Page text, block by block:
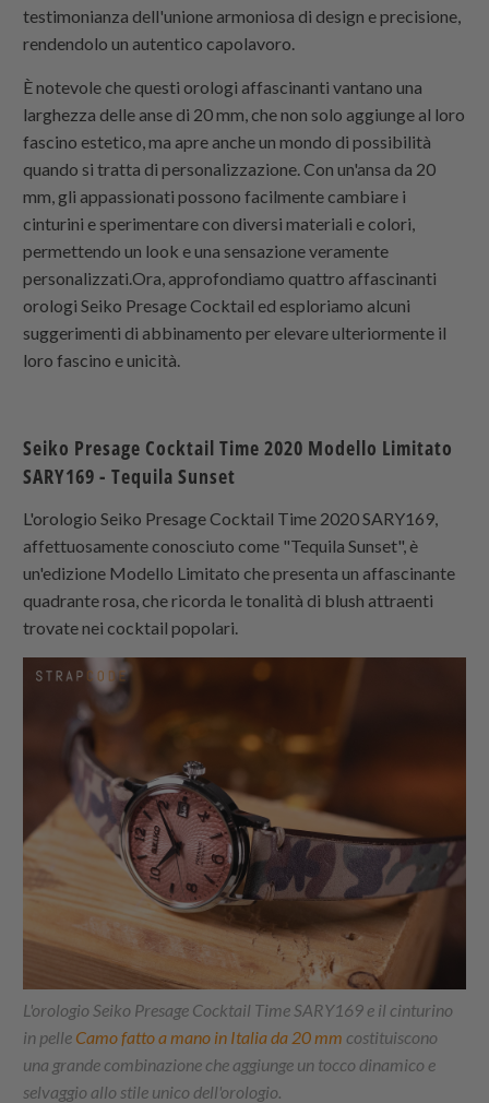
testimonianza dell'unione armoniosa di design e precisione,
rendendolo un autentico capolavoro.
È notevole che questi orologi affascinanti vantano una
larghezza delle anse di 20 mm, che non solo aggiunge al loro
fascino estetico, ma apre anche un mondo di possibilità
quando si tratta di personalizzazione. Con un'ansa da 20
mm, gli appassionati possono facilmente cambiare i
cinturini e sperimentare con diversi materiali e colori,
permettendo un look e una sensazione veramente
personalizzati.Ora, approfondiamo quattro affascinanti
orologi Seiko Presage Cocktail ed esploriamo alcuni
suggerimenti di abbinamento per elevare ulteriormente il
loro fascino e unicità.
Seiko Presage Cocktail Time 2020 Modello Limitato
SARY169 - Tequila Sunset
L'orologio Seiko Presage Cocktail Time 2020 SARY169,
affettuosamente conosciuto come "Tequila Sunset", è
un'edizione Modello Limitato che presenta un affascinante
quadrante rosa, che ricorda le tonalità di blush attraenti
trovate nei cocktail popolari.
L'orologio Seiko Presage Cocktail Time SARY169 e il cinturino
in pelle Camo fatto a mano in Italia da 20 mm costituiscono
una grande combinazione che aggiunge un tocco dinamico e
selvaggio allo stile unico dell'orologio.